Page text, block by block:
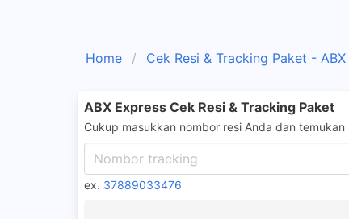
Home Cek Resi & Tracking Paket -
ABX Express Cek Resi & Tracking Paket
Cukup masukkan nombor resi Anda dan
ex. 37889033476